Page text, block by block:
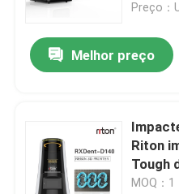
Produtos
Preço：
Melhor preço
Riton
Tough
do LCD
MOQ：1